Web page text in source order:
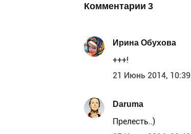
Комментарии 3
Ирина Обухова
+++!
21 Июнь 2014, 10:39
Daruma
Прелесть..)